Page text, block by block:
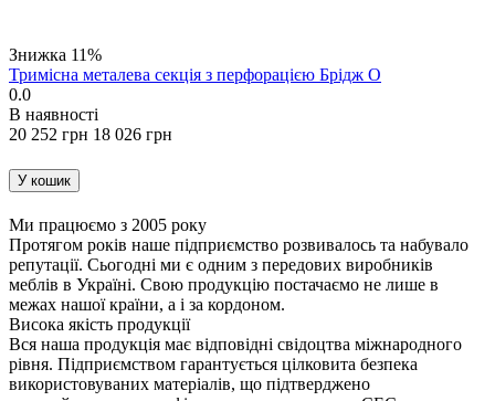
Знижка 11%
Тримісна металева секція з перфорацією Брідж O
0.0
В наявності
‍20 252‍ грн ‍18 026‍ грн
У кошик
Ми працюємо з 2005 року
Протягом років наше підприємство розвивалось та набувало
репутації. Сьогодні ми є одним з передових виробників
меблів в Україні. Свою продукцію постачаємо не лише в
межах нашої країни, а і за кордоном.
Висока якість продукції
Вся наша продукція має відповідні свідоцтва міжнародного
рівня. Підприємством гарантується цілковита безпека
використовуваних матеріалів, що підтверджено